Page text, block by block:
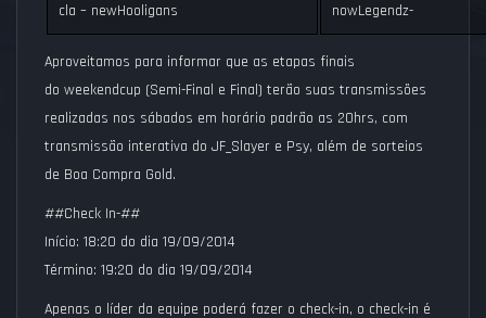
cla – newHooligans nowLegendz-
Aproveitamos para informar que as etapas finais
do weekendcup (Semi-Final e Final) terão suas transmissões
realizadas nos sábados em horário padrão as 20hrs, com
transmissão interativa do JF_Slayer e Psy, além de sorteios
de Boa Compra Gold.
##Check In-##
Início: 18:20 do dia 19/09/2014
Término: 19:20 do dia 19/09/2014
Apenas o líder da equipe poderá fazer o check-in, o check-in é